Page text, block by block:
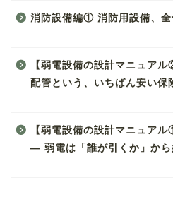
消防設備編① 消防用設備、全
【弱電設備の設計マニュア
配管という、いちばん安い保
【弱電設備の設計マニュア
― 弱電は「誰が引くか」から